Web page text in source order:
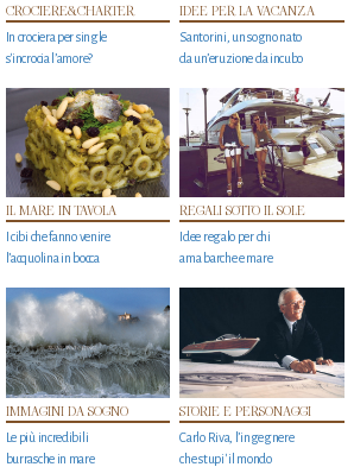
CROCIERE&CHARTER
In crociera per single
s'incrocia l’amore?
IDEE PER LA VACANZA
Santorini, un sogno nato
da un’eruzione da incubo
IL MARE IN TAVOLA
I cibi che fanno venire
l’acquolina in bocca
REGALI SOTTO IL SOLE
Idee regalo per chi
ama barche e mare
IMMAGINI DA SOGNO
Le più incredibili
burrasche in mare
STORIE E PERSONAGGI
Carlo Riva, l’ingegnere
che stupi' il mondo